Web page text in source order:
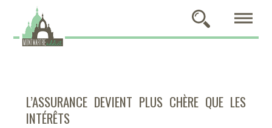
L’ASSURANCE DEVIENT PLUS CHÈRE QUE LES
INTÉRÊTS